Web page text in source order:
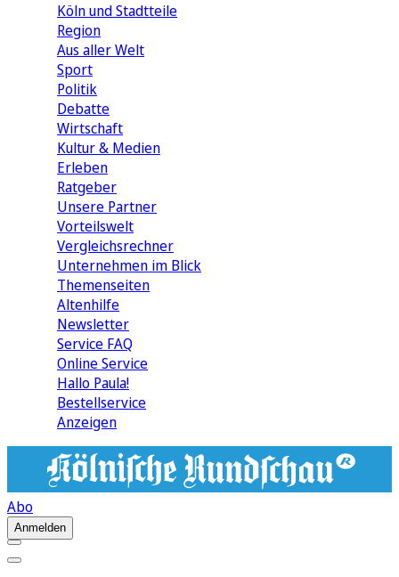
Köln und Stadtteile
Region
Aus aller Welt
Sport
Politik
Debatte
Wirtschaft
Kultur & Medien
Erleben
Ratgeber
Unsere Partner
Vorteilswelt
Vergleichsrechner
Unternehmen im Blick
Themenseiten
Altenhilfe
Newsletter
Service FAQ
Online Service
Hallo Paula!
Bestellservice
Anzeigen
Abo
Anmelden